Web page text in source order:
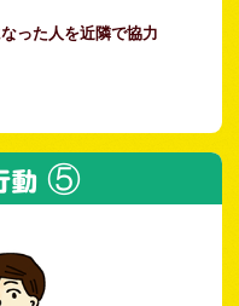
った人を近隣で協力
動 ⑤